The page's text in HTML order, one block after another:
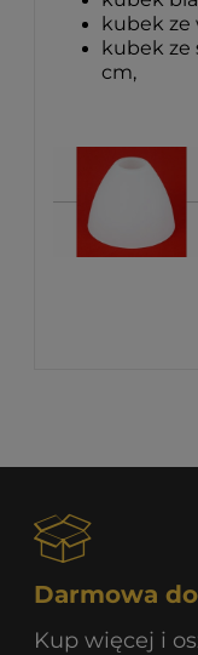
kubek ze
kubek ze
cm,
Darmowa
Kup więcej i